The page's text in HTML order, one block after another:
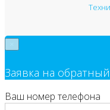
Заявка на
Ваш номер телефона